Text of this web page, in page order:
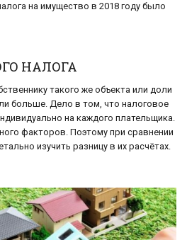
на имущество в 2018 году было
НАЛОГА
такого же объекта или доли
больше. Дело в том, что налоговое
на каждого плательщика.
факторов. Поэтому при сравнении
изучить разницу в их расчётах.